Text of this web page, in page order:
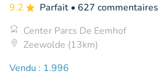
9.2 Parfait • 627 commentaires
Center Parcs De Eemhof
Zeewolde (13km)
Vendu : 1.996